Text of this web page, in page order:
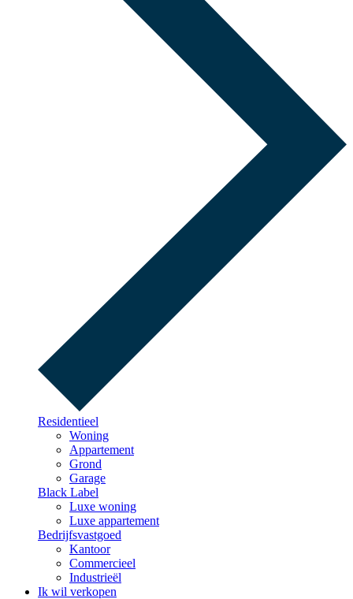
Residentieel
Woning
Appartement
Grond
Garage
Black Label
Luxe woning
Luxe appartement
Bedrijfsvastgoed
Kantoor
Commercieel
Industrieël
Ik wil verkopen